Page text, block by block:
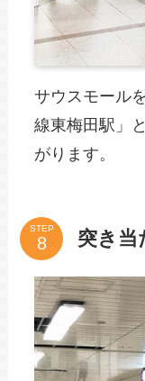
サウスモール
線東梅田駅」
がります。
STEP 突き当